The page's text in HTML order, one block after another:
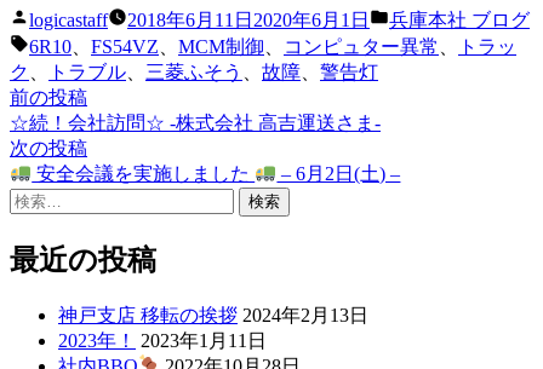
投
稿
logicastaff 2018年6月11日 2020年6月1日
カ
テ
兵庫本社 ブログ
タ
6R10 FS54VZ MCM制御 コンピュター異常
トラッ
ク
トラブル 三菱ふそう 故障 警告灯
投
稿
ナ
ビ
ゲ
前の投稿前
の
投
稿:
☆続！会社訪問☆ -株式会社 高吉運送さま-
次の投稿次
の
安全会議を実施しました
– 6月2日(土) –
検
最近の投稿
神戸支店 移転の挨拶 2024年2月13日
2023年！
2023年1月11日